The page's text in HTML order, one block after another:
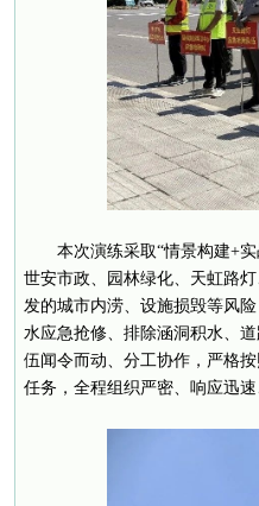
本次演练采取“情景构建+
世安市政、园林绿化、天虹路
发的城市内涝、设施损毁等风
水应急抢修、排除涵洞积水、
伍闻令而动、分工协作，严格
任务，全程组织严密、响应迅